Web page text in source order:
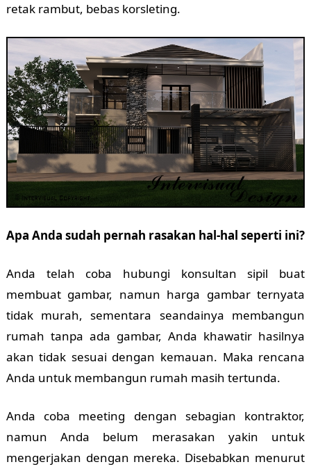
retak rambut, bebas korsleting.
Apa Anda sudah pernah rasakan hal-hal seperti ini?
Anda telah coba hubungi konsultan sipil buat
membuat gambar, namun harga gambar ternyata
tidak murah, sementara seandainya membangun
rumah tanpa ada gambar, Anda khawatir hasilnya
akan tidak sesuai dengan kemauan. Maka rencana
Anda untuk membangun rumah masih tertunda.
Anda coba meeting dengan sebagian kontraktor,
namun Anda belum merasakan yakin untuk
mengerjakan dengan mereka. Disebabkan menurut